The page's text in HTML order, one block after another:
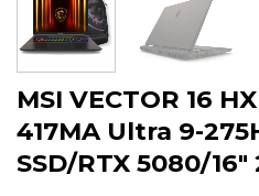
MSI VECTOR 16
417MA Ultra 9-
SSD/RTX 5080/